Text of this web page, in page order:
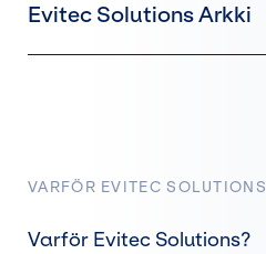
Evitec Solutions Arkki
VARFÖR EVITEC SOLUTIONS
Varför Evitec Solutions?